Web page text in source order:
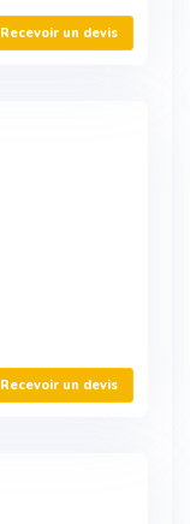
Recevoir un devis
Recevoir un devis